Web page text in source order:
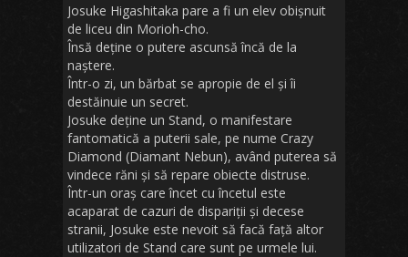
Josuke Higashitaka pare a fi un elev obișnuit
de liceu din Morioh-cho.
Însă deține o putere ascunsă încă de la
naștere.
Într-o zi, un bărbat se apropie de el și îi
destăinuie un secret.
Josuke deține un Stand, o manifestare
fantomatică a puterii sale, pe nume Crazy
Diamond (Diamant Nebun), având puterea să
vindece răni și să repare obiecte distruse.
Într-un oraș care încet cu încetul este
acaparat de cazuri de dispariții și decese
stranii, Josuke este nevoit să facă față altor
utilizatori de Stand care sunt pe urmele lui.